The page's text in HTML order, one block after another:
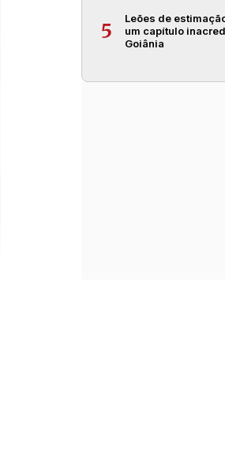
5
Leões de
um capítulo
Goiânia